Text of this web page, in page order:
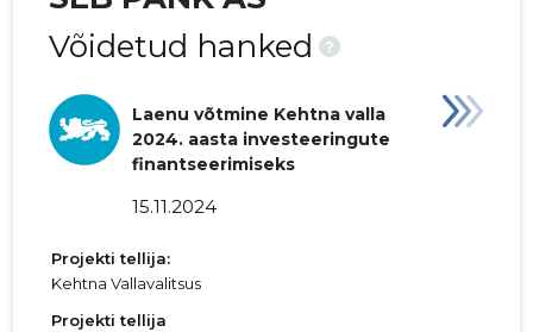
Võidetud hanked
?
Laenu võtmine Kehtna valla
2024. aasta investeeringute
finantseerimiseks
15.11.2024
Projekti tellija:
Kehtna Vallavalitsus
Projekti tellija